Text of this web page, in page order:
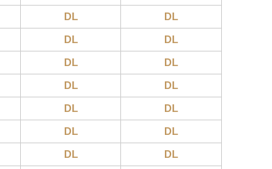
DL
DL
DL
DL
DL
DL
DL
DL
DL
DL
DL
DL
DL
DL